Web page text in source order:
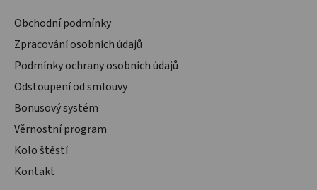
Obchodní podmínky
Zpracování osobních údajů
Podmínky ochrany osobních údajů
Odstoupení od smlouvy
Bonusový systém
Věrnostní program
Kolo štěstí
Kontakt